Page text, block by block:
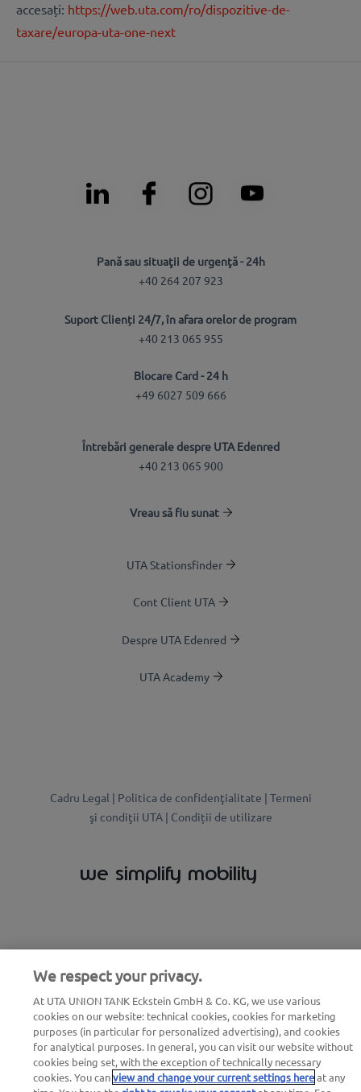
accesați: https://web.uta.com/ro/dispozitive-de-
taxare/europa-uta-one-next
Pană sau situaţii de urgenţă - 24h
+40 264 207 923
Suport Clienți 24/7, în afara orelor de program
+40 213 065 955
Blocare Card - 24 h
+49 6027 509 666
Întrebări generale despre UTA Edenred
+40 213 065 900
Vreau să fiu sunat
UTA Stationsfinder
Cont Client UTA
Despre UTA Edenred
UTA Academy
Cadru Legal | Politica de confidenţialitate | Termeni
şi condiţii UTA | Condiții de utilizare
we simplify mobility
We respect your privacy.
At UTA UNION TANK Eckstein GmbH & Co. KG, we use various
cookies on our website: technical cookies, cookies for marketing
purposes (in particular for personalized advertising), and cookies
for analytical purposes. In general, you can visit our website without
cookies being set, with the exception of technically necessary
cookies. You canview and change your current settings hereat any